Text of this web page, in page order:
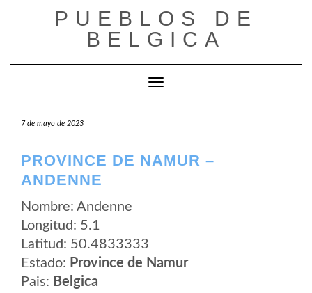
PUEBLOS DE
BELGICA
Cambiar modo de navegación
7 de mayo de 2023
PROVINCE DE NAMUR –
ANDENNE
Nombre: Andenne
Longitud: 5.1
Latitud: 50.4833333
Estado: Province de Namur
Pais: Belgica